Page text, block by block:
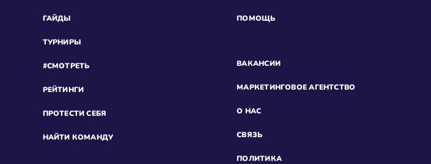
ГАЙДЫ
ТУРНИРЫ
#СМОТРЕТЬ
РЕЙТИНГИ
ПРОТЕСТИ СЕБЯ
НАЙТИ КОМАНДУ
ПОМОЩЬ
ВАКАНСИИ
МАРКЕТИНГОВОЕ АГЕНТСТВО
О НАС
СВЯЗЬ
ПОЛИТИКА